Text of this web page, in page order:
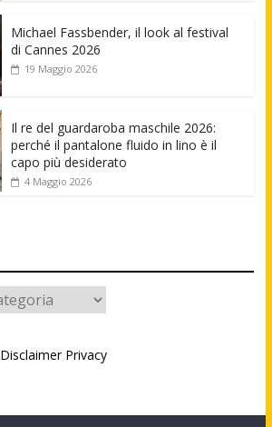
Michael Fassbender, il look al festival
di Cannes 2026
19 Maggio 2026
Il re del guardaroba maschile 2026:
perché il pantalone fluido in lino è il
capo più desiderato
4 Maggio 2026
Disclaimer Privacy